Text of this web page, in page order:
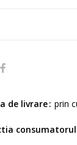
de livrare prin